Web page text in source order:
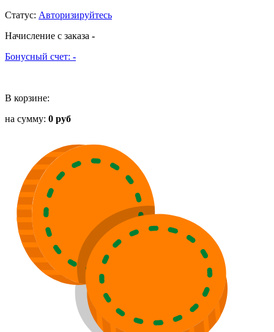
Статус: Авторизируйтесь
Начисление с заказа -
Бонусный счет: -
В корзине:
на сумму: 0 руб